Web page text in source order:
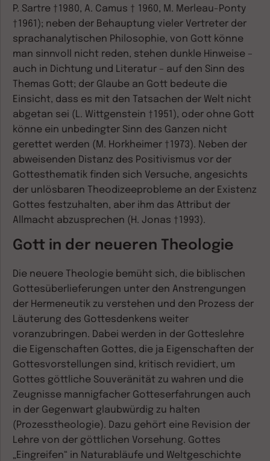
P. Sartre †1980, A. Camus † 1960, M. Merleau-Ponty
†1961); neben der Behauptung vieler Vertreter der
sprachanalytischen Philosophie, von Gott könne
man sinnvoll nicht reden, stehen dunkle Hinweise –
auch in Dichtung und Literatur – auf den Sinn des
Themas Gott; der Glaube an Gott bedeute die
Einsicht, dass es mit den Tatsachen der Welt nicht
abgetan sei (L. Wittgenstein †1951), oder ohne Gott
könne ein unbedingter Sinn des Ganzen nicht
gerettet werden (M. Horkheimer †1973). Neben der
abweisenden Distanz des Positivismus vor der
Gottesthematik finden sich Versuche, angesichts
der unlösbaren Theodizeeprobleme an der Existenz
Gottes festzuhalten, aber ihm das Attribut der
Allmacht abzusprechen (H. Jonas †1993).
Gott in der neueren Theologie
Die neuere Theologie bemüht sich, die biblischen
Gottesüberlieferungen unter den Anstrengungen
der Hermeneutik zu verstehen und den Prozess der
Läuterung des Gottesdenkens weiter
voranzubringen. Dabei werden in der Gotteslehre
die Eigenschaften Gottes, die ja Eigenschaften der
Gottesvorstellungen sind, kritisch revidiert, um
Gottes göttliche Souveränität zu wahren und die
Zeugnisse mannigfacher Gotteserfahrungen auch
in der Gegenwart glaubwürdig zu halten
(Prozesstheologie). Dazu gehört eine Revision der
Lehre von der göttlichen Vorsehung. Gottes
„Eingreifen“ in Naturabläufe und Weltgeschichte